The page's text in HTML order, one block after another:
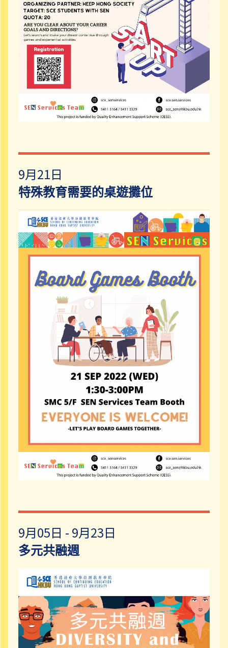
9月21日
特殊教育需要的桌遊攤位
9月05日 - 9月23日
多元共融週